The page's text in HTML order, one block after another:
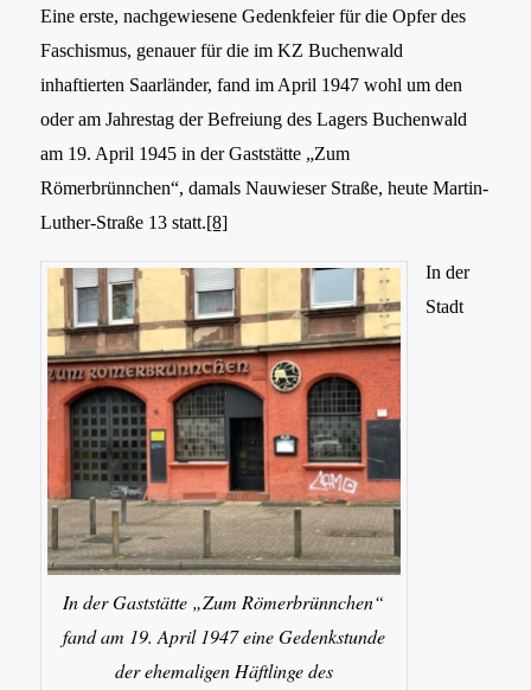
Eine erste, nachgewiesene Gedenkfeier für die Opfer des
Faschismus, genauer für die im KZ Buchenwald
inhaftierten Saarländer, fand im April 1947 wohl um den
oder am Jahrestag der Befreiung des Lagers Buchenwald
am 19. April 1945 in der Gaststätte „Zum
Römerbrünnchen“, damals Nauwieser Straße, heute Martin-
Luther-Straße 13 statt.[8]
In der Gaststätte „Zum Römerbrünnchen“
fand am 19. April 1947 eine Gedenkstunde
der ehemaligen Häftlinge des
In der
Stadt